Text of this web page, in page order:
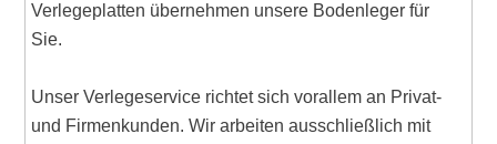
Verlegeplatten übernehmen unsere Bodenleger für
Sie.
Unser Verlegeservice richtet sich vorallem an Privat-
und Firmenkunden. Wir arbeiten ausschließlich mit